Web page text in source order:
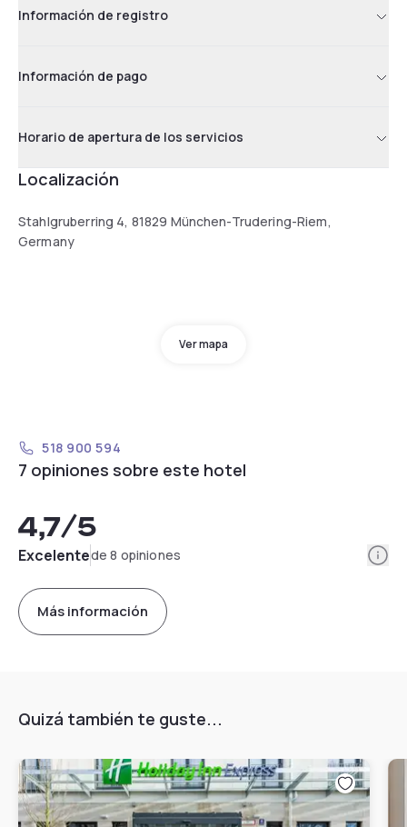
Información de registro
Información de pago
Horario de apertura de los servicios
Localización
Stahlgruberring 4, 81829 München-Trudering-Riem,
Germany
Ver mapa
518 900 594
7 opiniones sobre este hotel
4,7/5
Excelentede 8 opiniones
Más información
Quizá también te guste...